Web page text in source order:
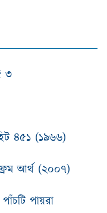
৩
৪৫১ (১৯৬৬)
ফ্রম আর্থ (২০০৭)
পায়রা